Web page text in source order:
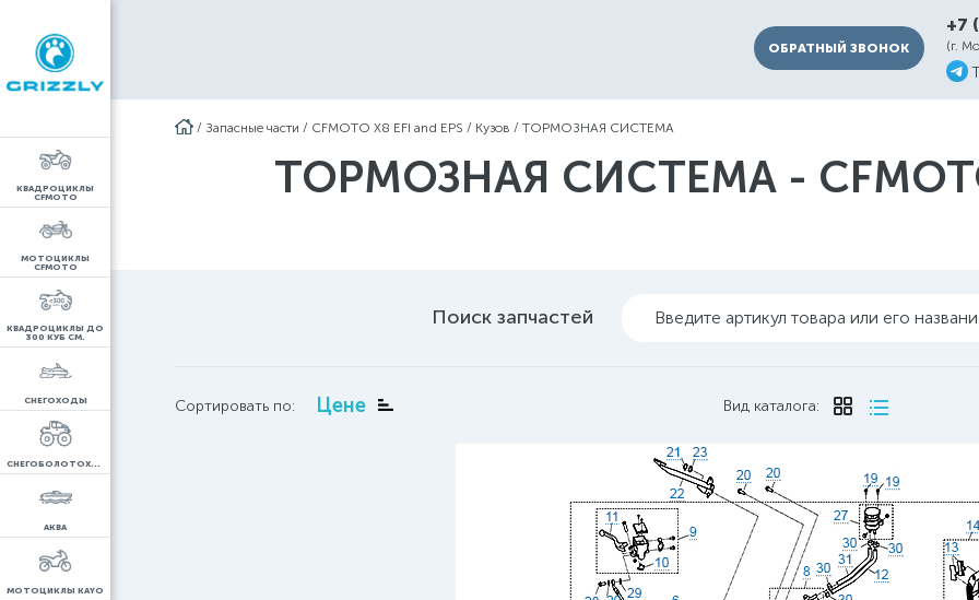
КВАДРОЦИКЛЫ
CFMOTO
МОТОЦИКЛЫ
CFMOTO
КВАДРОЦИКЛЫ ДО
300 КУБ СМ.
СНЕГОХОДЫ
СНЕГОБОЛОТОХОДЫ
АКВА
МОТОЦИКЛЫ KAYO
ОБРАТНЫЙ ЗВОНОК
+7
(г.
/ Запасные части / CFMOTO X8 EFI and EPS / Кузов / ТОРМОЗНАЯ СИСТЕМА
ТОРМОЗНАЯ СИСТЕМА - CFMOTO
Поиск запчастей Введите артикул товара или его
Сортировать по: Цене Вид каталога: